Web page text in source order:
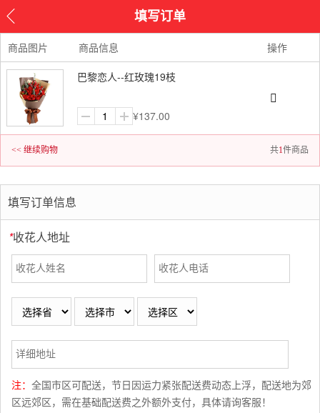
填写订单
商品图片 商品信息 操作
巴黎恋人--红玫瑰19枝
¥137.00
<< 继续购物 共1件商品
填写订单信息
*收花人地址
注： 全国市区可配送，节日因运力紧张配送费动态上浮，配送地为郊
区远郊区，需在基础配送费之外额外支付，具体请询客服！